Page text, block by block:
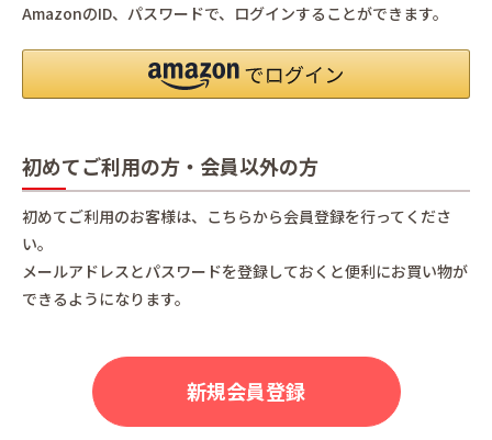
AmazonのID、パスワードで、ログインすることができます。
初めてご利用の方・会員以外の方
初めてご利用のお客様は、こちらから会員登録を行ってくださ
い。
メールアドレスとパスワードを登録しておくと便利にお買い物が
できるようになります。